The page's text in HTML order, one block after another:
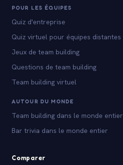
POUR LES ÉQUIPES
Quiz d'entreprise
Quiz virtuel pour équipes distantes
Jeux de team building
Questions de team building
Team building virtuel
AUTOUR DU MONDE
Team building dans le monde entier
Bar trivia dans le monde entier
Comparer